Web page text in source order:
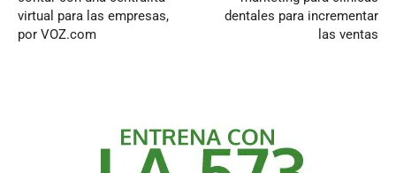
virtual para las empresas,
por VOZ.com
dentales para incrementar
las ventas